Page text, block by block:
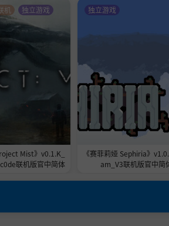
不腻。
武器和加血选项，甚至还能让角色变
着节奏摇起来吧。
Mist》v0.1.K_
联机版官中简体
机 独立游戏
《赛菲莉娅 Sephiria》
am_V3联机版官中简
独立游戏